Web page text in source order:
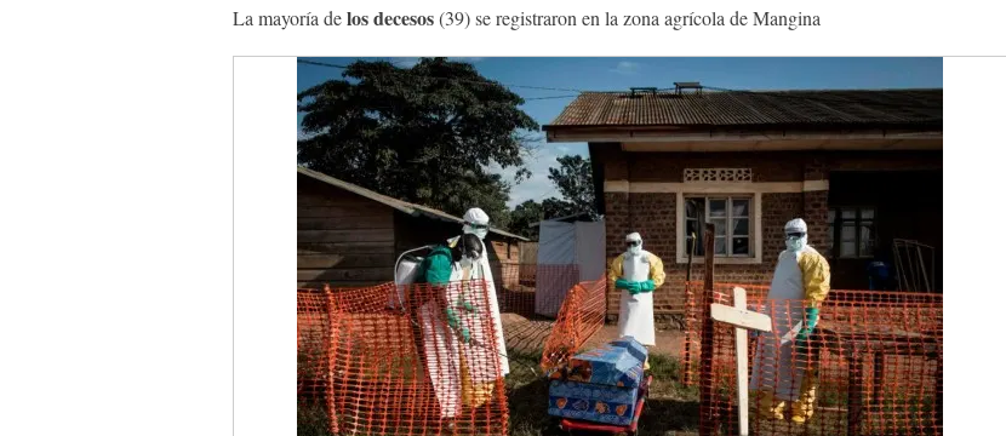
La mayoría delos decesos(39) se registraron en la zona agrícola de Mangina